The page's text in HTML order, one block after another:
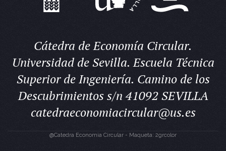
Cátedra de Economía Circular.
Universidad de Sevilla. Escuela Técnica
Superior de Ingeniería. Camino de los
Descubrimientos s/n 41092 SEVILLA
catedraeconomiacircular@us.es
@Catedra Economia Circular - Maqueta: 2grcolor